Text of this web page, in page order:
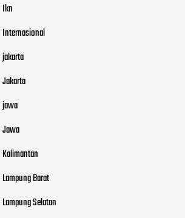
Ikn
Internasional
jakarta
Jakarta
jawa
Jawa
Kalimantan
Lampung Barat
Lampung Selatan